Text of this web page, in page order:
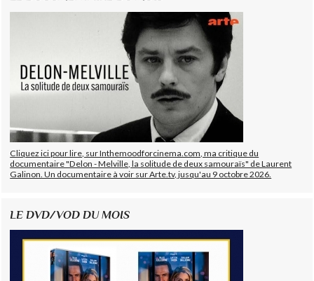
Cliquez ici pour lire, sur Inthemoodforcinema.com, ma critique du
documentaire "Delon - Melville, la solitude de deux samouraïs" de Laurent
Galinon. Un documentaire à voir sur Arte.tv, jusqu'au 9 octobre 2026.
LE DVD/VOD DU MOIS